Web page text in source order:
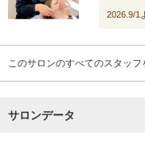
2026.9/1
このサロンのすべてのスタッフ
サロンデータ